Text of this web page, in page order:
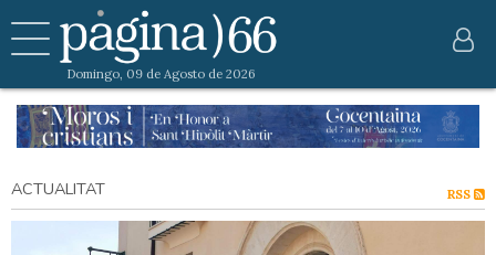
Domingo, 09 de Agosto de 2026
ACTUALITAT RSS